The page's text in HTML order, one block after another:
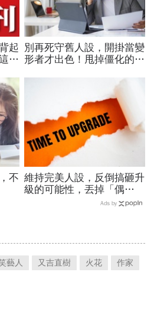
起
座
別再死守舊人設，開掛當變
形者才出色！甩掉僵化的
不 維持完美人設，反倒搞砸升
級的可能性，丟掉「偶
包」，用「打怪心態」解鎖
Ads by
藝人 又吉直樹 火花
作家